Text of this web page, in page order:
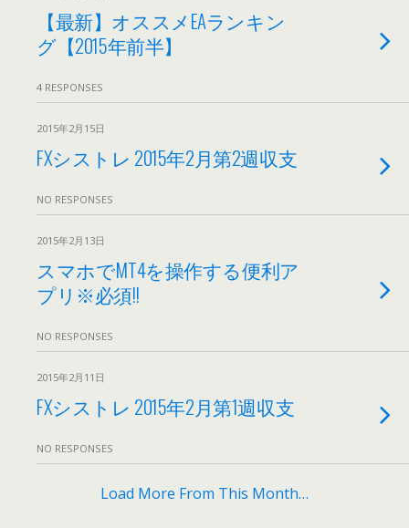
【最新】オススメEAランキン
グ【2015年前半】
4 RESPONSES
2015年2月15日
FXシストレ 2015年2月第2週収支
NO RESPONSES
2015年2月13日
スマホでMT4を操作する便利ア
プリ※必須!!
NO RESPONSES
2015年2月11日
FXシストレ 2015年2月第1週収支
NO RESPONSES
Load More From This Month…